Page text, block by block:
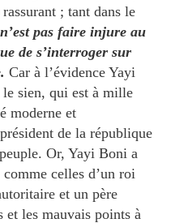
; tant dans le
pas faire injure au
de s’interroger sur
Car à l’évidence Yayi
sien, qui est à mille
moderne et
de la république
Or, Yayi Boni a
celles d’un roi
et un père
les mauvais points à